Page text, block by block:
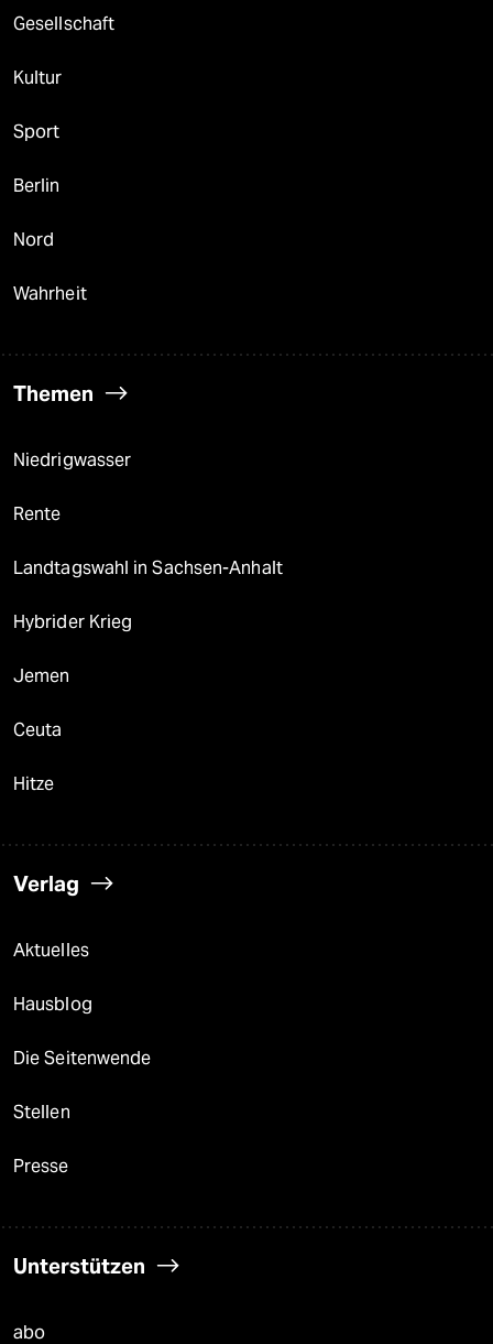
Gesellschaft
Kultur
Sport
Berlin
Nord
Wahrheit
Themen
Niedrigwasser
Rente
Landtagswahl in Sachsen-Anhalt
Hybrider Krieg
Jemen
Ceuta
Hitze
Verlag
Aktuelles
Hausblog
Die Seitenwende
Stellen
Presse
Unterstützen
abo